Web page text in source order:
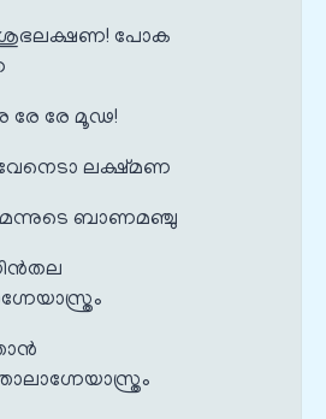
പോക
രേ രേ മൂഢ!
ലക്ഷ്മണ
ബാണമഞ്ചു